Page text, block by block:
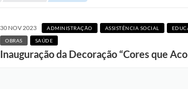
30 NOV 2023 ADMINISTRAÇÃO ASSISTÊNCIA SOCIAL
OBRAS SAÚDE
Inauguração da Decoração “Cores que